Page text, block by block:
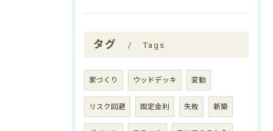
タグ Tags
家づくり ウッドデッキ 変動
リスク回避 固定金利 失敗 新築